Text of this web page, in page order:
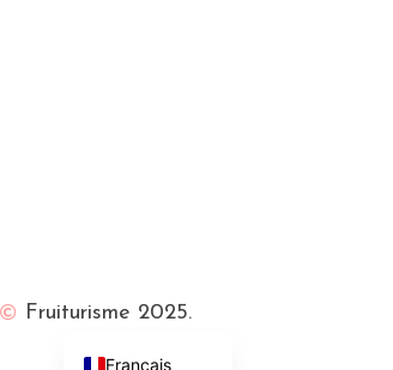
Fruiturisme 2025.
Français
Español